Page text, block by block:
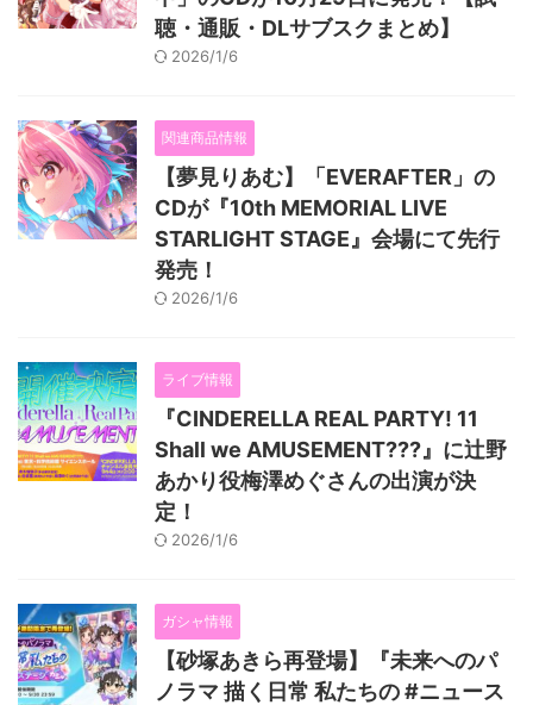
聴・通販・DLサブスクまとめ】
2026/1/6
関連商品情報
【夢見りあむ】「EVERAFTER」の
CDが『10th MEMORIAL LIVE
STARLIGHT STAGE』会場にて先行
発売！
2026/1/6
ライブ情報
『CINDERELLA REAL PARTY! 11
Shall we AMUSEMENT???』に辻野
あかり役梅澤めぐさんの出演が決
定！
2026/1/6
ガシャ情報
【砂塚あきら再登場】『未来へのパ
ノラマ 描く日常 私たちの #ニュース